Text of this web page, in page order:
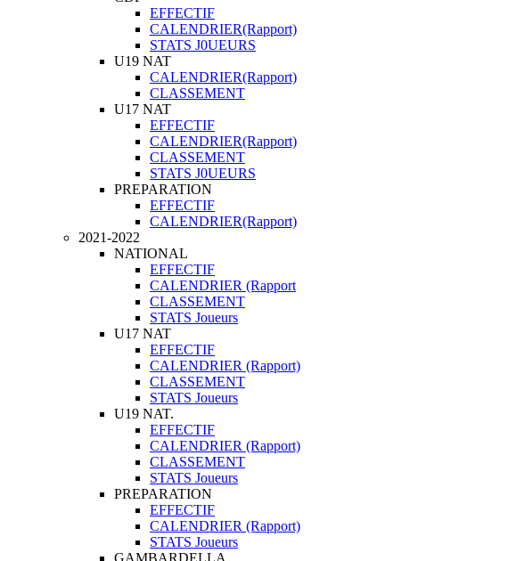
EFFECTIF
CALENDRIER(Rapport)
STATS J0UEURS
U19 NAT
CALENDRIER(Rapport)
CLASSEMENT
U17 NAT
EFFECTIF
CALENDRIER(Rapport)
CLASSEMENT
STATS J0UEURS
PREPARATION
EFFECTIF
CALENDRIER(Rapport)
2021-2022
NATIONAL
EFFECTIF
CALENDRIER (Rapport
CLASSEMENT
STATS Joueurs
U17 NAT
EFFECTIF
CALENDRIER (Rapport)
CLASSEMENT
STATS Joueurs
U19 NAT.
EFFECTIF
CALENDRIER (Rapport)
CLASSEMENT
STATS Joueurs
PREPARATION
EFFECTIF
CALENDRIER (Rapport)
STATS Joueurs
GAMBARDELLA